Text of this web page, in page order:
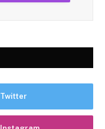
Twitter